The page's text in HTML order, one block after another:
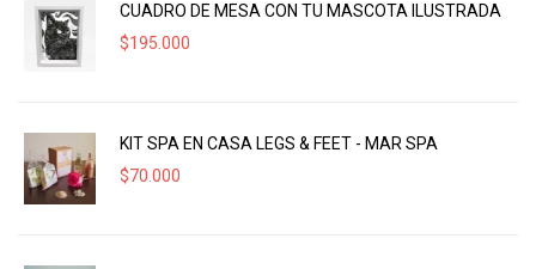
CUADRO DE MESA CON TU MASCOTA ILUSTRADA
$195.000
KIT SPA EN CASA LEGS & FEET - MAR SPA
$70.000